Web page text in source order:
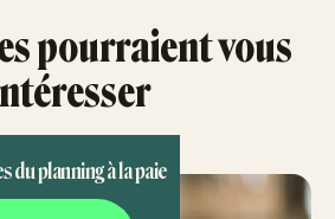
du planning à la paie
pourraient vous